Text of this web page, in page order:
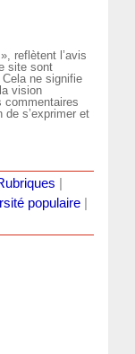
reflètent l’avis
site sont
ne signifie
vision
commentaires
de s’exprimer et
populaire